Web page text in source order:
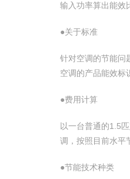
输入功率算出能效
●关于标准
针对空调的节能问
空调的产品能效标
●费用计算
以一台普通的1.5
调，按照目前水平
●节能技术种类